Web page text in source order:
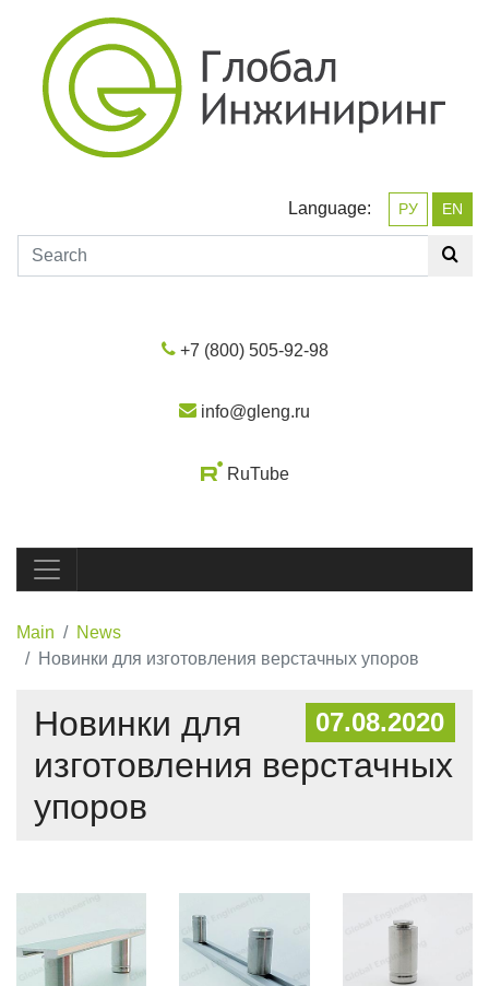
Language: РУ EN
+7 (800) 505-92-98
info@gleng.ru
RuTube
Main
News
Новинки для изготовления верстачных упоров
07.08.2020
Новинки для
изготовления верстачных
упоров